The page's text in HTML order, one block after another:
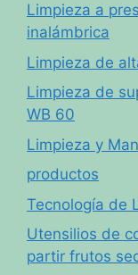
Limpieza a
inalámbrica
Limpieza de
Limpieza de
WB 60
Limpieza y
productos
Tecnología de
Utensilios de
partir frutos